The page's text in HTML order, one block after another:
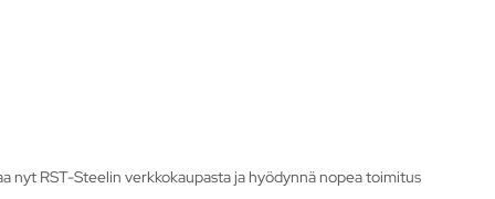
nyt RST-Steelin verkkokaupasta ja hyödynnä nopea toimitus